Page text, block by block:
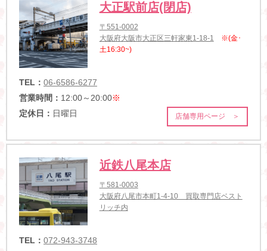
大正駅前店(閉店)
〒551-0002
大阪府大阪市大正区三軒家東1-18-1
※(金･
土16:30~)
TEL： 06-6586-6277
営業時間： 12:00～20:00※
定休日： 日曜日 店舗専用ページ ＞
近鉄八尾本店
〒581-0003
大阪府八尾市本町1-4-10 買取専門店ベスト
リッチ内
TEL： 072-943-3748